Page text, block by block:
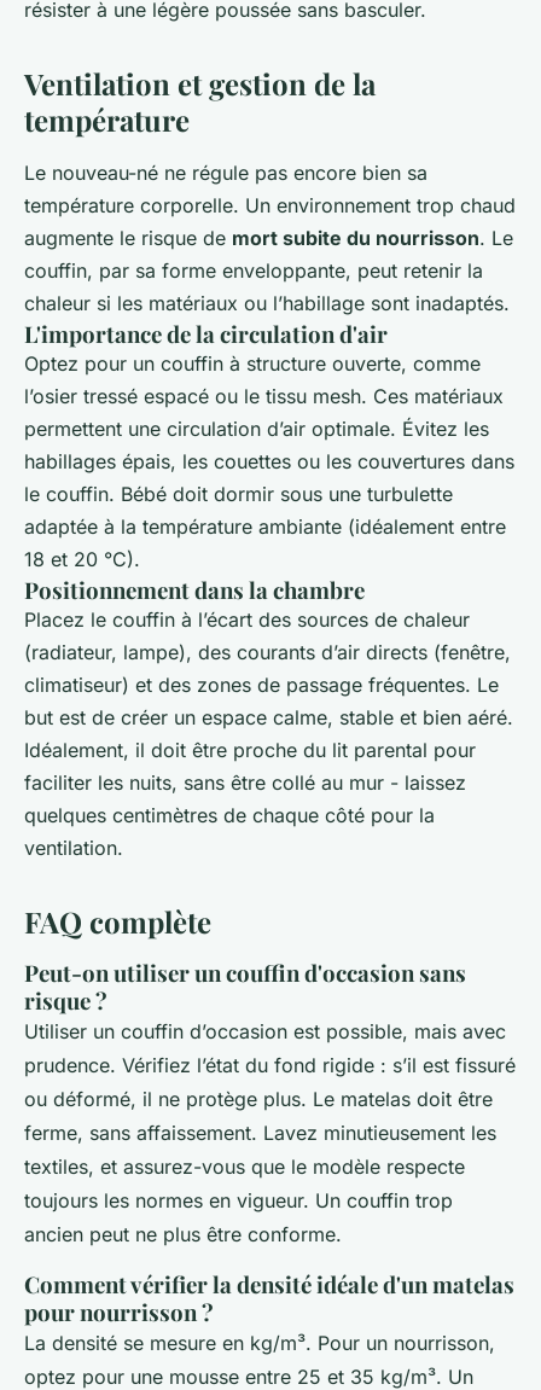
résister à une légère poussée sans basculer.
Ventilation et gestion de la
température
Le nouveau-né ne régule pas encore bien sa
température corporelle. Un environnement trop chaud
augmente le risque de mort subite du nourrisson. Le
couffin, par sa forme enveloppante, peut retenir la
chaleur si les matériaux ou l’habillage sont inadaptés.
L'importance de la circulation d'air
Optez pour un couffin à structure ouverte, comme
l’osier tressé espacé ou le tissu mesh. Ces matériaux
permettent une circulation d’air optimale. Évitez les
habillages épais, les couettes ou les couvertures dans
le couffin. Bébé doit dormir sous une turbulette
adaptée à la température ambiante (idéalement entre
18 et 20 °C).
Positionnement dans la chambre
Placez le couffin à l’écart des sources de chaleur
(radiateur, lampe), des courants d’air directs (fenêtre,
climatiseur) et des zones de passage fréquentes. Le
but est de créer un espace calme, stable et bien aéré.
Idéalement, il doit être proche du lit parental pour
faciliter les nuits, sans être collé au mur - laissez
quelques centimètres de chaque côté pour la
ventilation.
FAQ complète
Peut-on utiliser un couffin d'occasion sans
risque ?
Utiliser un couffin d’occasion est possible, mais avec
prudence. Vérifiez l’état du fond rigide : s’il est fissuré
ou déformé, il ne protège plus. Le matelas doit être
ferme, sans affaissement. Lavez minutieusement les
textiles, et assurez-vous que le modèle respecte
toujours les normes en vigueur. Un couffin trop
ancien peut ne plus être conforme.
Comment vérifier la densité idéale d'un matelas
pour nourrisson ?
La densité se mesure en kg/m³. Pour un nourrisson,
optez pour une mousse entre 25 et 35 kg/m³. Un